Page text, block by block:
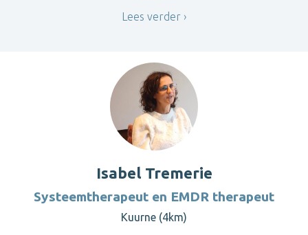
Lees verder
Isabel Tremerie
Systeemtherapeut en EMDR therapeut
Kuurne (4km)